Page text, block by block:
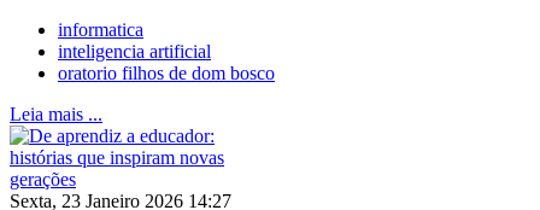
informatica
inteligencia artificial
oratorio filhos de dom bosco
Leia mais ...
Sexta, 23 Janeiro 2026 14:27